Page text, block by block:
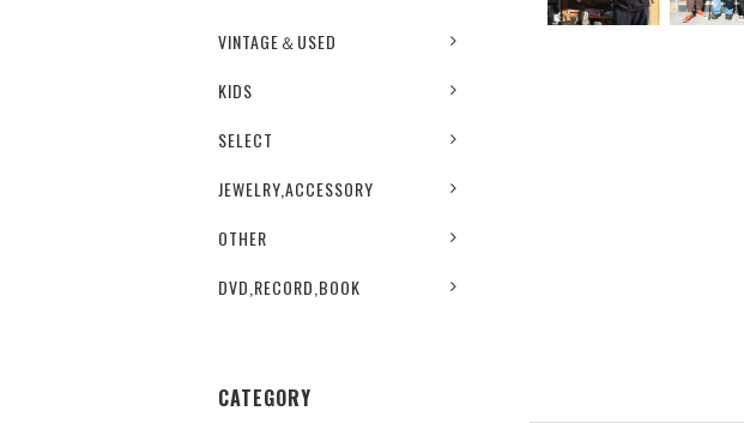
VINTAGE＆USED
KIDS
SELECT
JEWELRY,ACCESSORY
OTHER
DVD,RECORD,BOOK
CATEGORY